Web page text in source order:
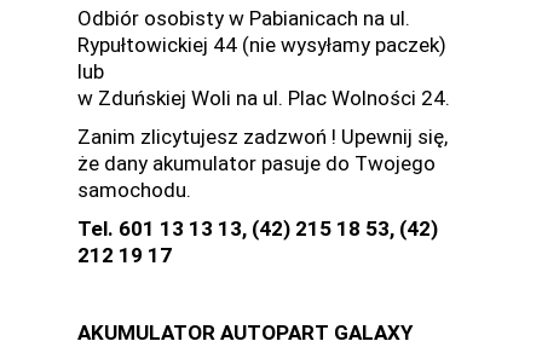
Odbiór osobisty w Pabianicach na ul.
Rypułtowickiej 44 (nie wysyłamy paczek)
lub
w Zduńskiej Woli na ul. Plac Wolności 24.
Zanim zlicytujesz zadzwoń ! Upewnij się,
że dany akumulator pasuje do Twojego
samochodu.
Tel. 601 13 13 13, (42) 215 18 53, (42)
212 19 17
AKUMULATOR AUTOPART GALAXY